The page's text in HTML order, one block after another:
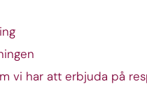
vi har att erbjuda på